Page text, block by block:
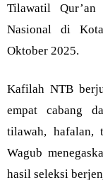
Tilawatil
Nasional di
Oktober 2025.
Kafilah NTB
empat cabang
tilawah, hafalan,
Wagub
hasil seleksi